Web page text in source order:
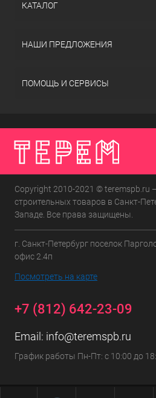
КАТАЛОГ
НАШИ ПРЕДЛОЖЕНИЯ
ПОМОЩЬ И СЕРВИСЫ
Copyright 2010-2021 © teremspb.ru
строительных товаров в Санкт-
Западе. Все права защищены.
г. Санкт-Петербург поселок
офис 2.4п
Посмотреть на карте
+7 (812) 642-23-09
Email: info@teremspb.ru
График работы Пн-Пт: с 10:00 до